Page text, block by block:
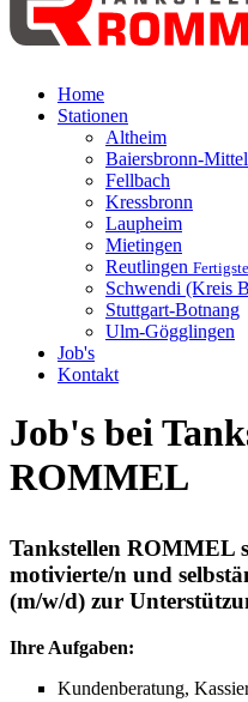
Home
Stationen
Altheim
Baiersbronn-
Fellbach
Kressbronn
Laupheim
Mietingen
Reutlingen
Schwendi (Kreis
Stuttgart-Botnang
Ulm-Gögglingen
Job's
Kontakt
Job's bei
ROMMEL
Tankstellen ROMMEL
motivierte/n und
(m/w/d) zur
Ihre Aufgaben:
Kundenberatung,